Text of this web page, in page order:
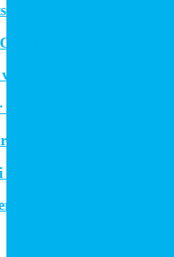
Britain
frem går gennem
en konkurrencefordel